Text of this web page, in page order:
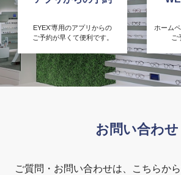
EYEX’専用のアプリからの
ご予約が早くて便利です。
ホーム
ご
お問い合わせ
ご質問・お問い合わせは、こちらか